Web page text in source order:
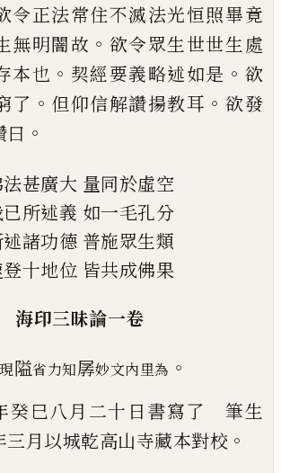
令正法常住不滅法光恒照畢竟
無明闇故 。 欲令眾生世世生處
本也 。 契經要義略述如是 。 欲
了 。 但仰信解讚揚教耳 。 欲發
曰 。
甚廣大 量同於虛空
已所述義 如一毛孔分
述諸功德 普施眾生類
登十地位 皆共成佛果
海印三昧論一卷
現隘省力知孱妙文內里為 。
癸巳八月二十日書寫了 筆生
三月以城乾高山寺藏本對校 。